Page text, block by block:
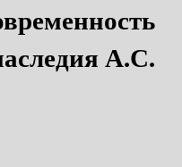
А.С.